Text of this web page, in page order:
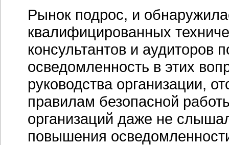
Рынок подрос, и
квалифицированных
консультантов и аудиторов
осведомленность в этих
руководства организации,
правилам безопасной
организаций даже не
повышения